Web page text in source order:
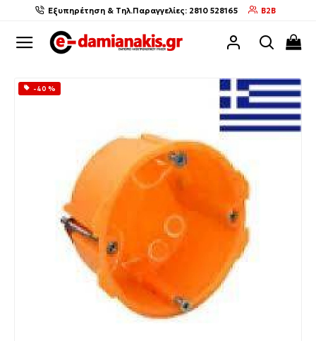
Εξυπηρέτηση & Τηλ.Παραγγελίες: 2810 528165 B2B
-40 %